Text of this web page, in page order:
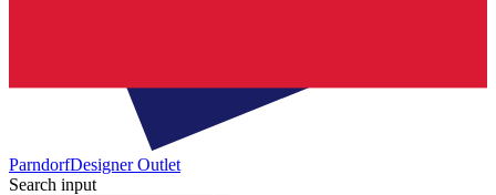
ParndorfDesigner Outlet
Search input